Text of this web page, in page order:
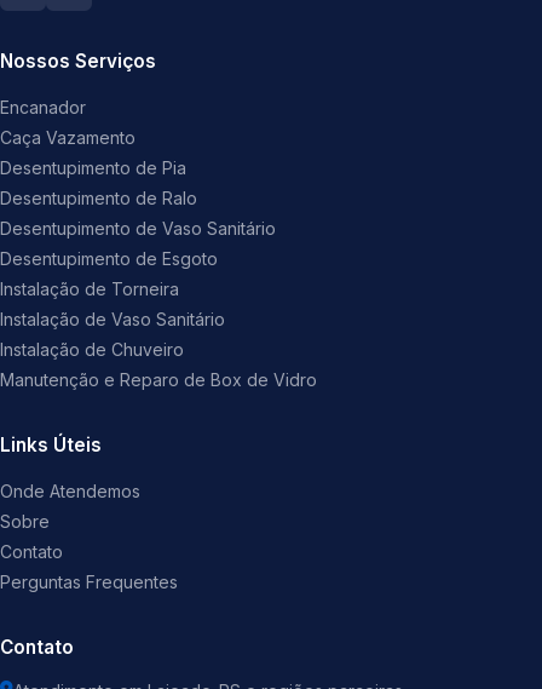
Nossos Serviços
Encanador
Caça Vazamento
Desentupimento de Pia
Desentupimento de Ralo
Desentupimento de Vaso Sanitário
Desentupimento de Esgoto
Instalação de Torneira
Instalação de Vaso Sanitário
Instalação de Chuveiro
Manutenção e Reparo de Box de Vidro
Links Úteis
Onde Atendemos
Sobre
Contato
Perguntas Frequentes
Contato